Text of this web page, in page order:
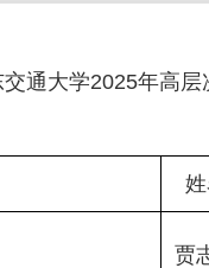
通大学2025年高
姓
贾